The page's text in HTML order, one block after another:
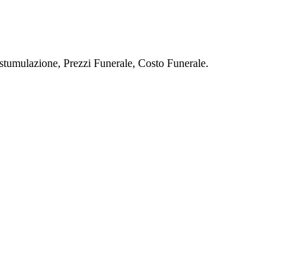
Prezzi Funerale, Costo Funerale.